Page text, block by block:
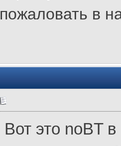
пожаловать в
Вот это noBT